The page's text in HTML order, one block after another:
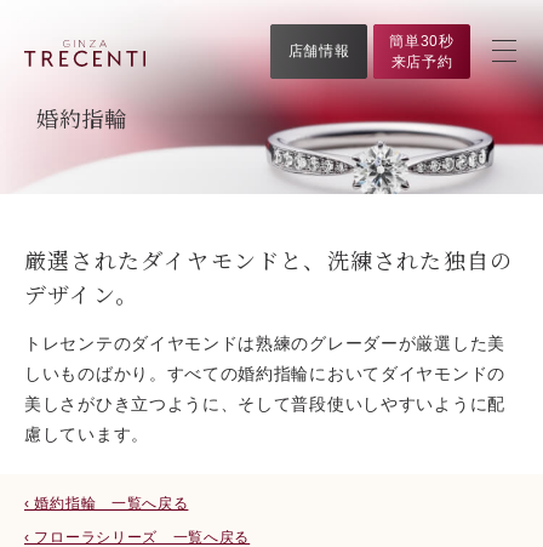
店舗情報
簡単30秒
来店予約
婚約指輪
厳選されたダイヤモンドと、洗練された独自の
デザイン。
トレセンテのダイヤモンドは熟練のグレーダーが厳選した美
しいものばかり。すべての婚約指輪においてダイヤモンドの
美しさがひき立つように、そして普段使いしやすいように配
慮しています。
‹ 婚約指輪 一覧へ戻る
‹ フローラシリーズ 一覧へ戻る